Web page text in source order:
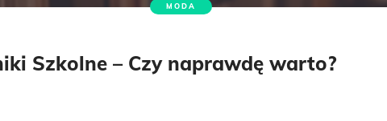
MODA
Szkolne – Czy naprawdę warto?